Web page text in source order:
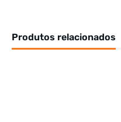
Produtos relacionados